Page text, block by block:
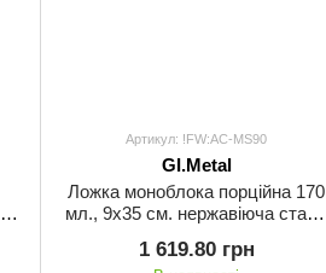
Артикул: !FW:AC-MS90
GI.Metal
Ложка моноблока порційна 170
мл., 9х35 см. нержавіюча сталь
1 619.80 грн